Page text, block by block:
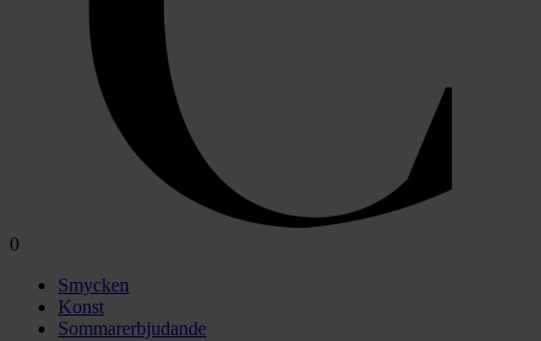
0
Smycken
Konst
Sommarerbjudande